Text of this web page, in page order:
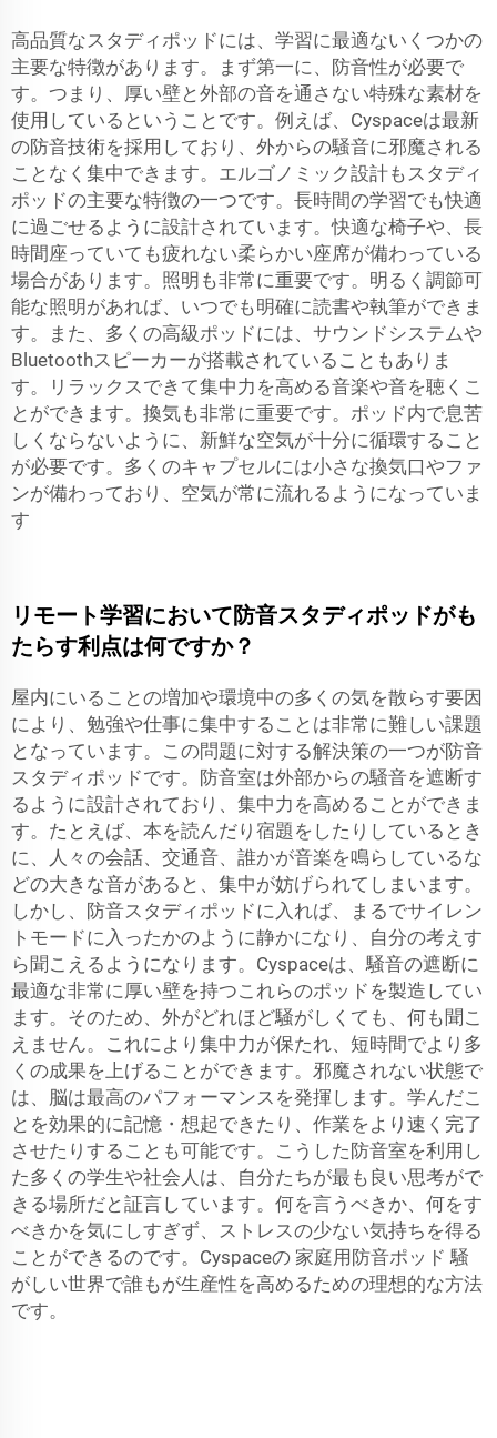
高品質なスタディポッドには、学習に最適ないくつかの
主要な特徴があります。まず第一に、防音性が必要で
す。つまり、厚い壁と外部の音を通さない特殊な素材を
使用しているということです。例えば、Cyspaceは最新
の防音技術を採用しており、外からの騒音に邪魔される
ことなく集中できます。エルゴノミック設計もスタディ
ポッドの主要な特徴の一つです。長時間の学習でも快適
に過ごせるように設計されています。快適な椅子や、長
時間座っていても疲れない柔らかい座席が備わっている
場合があります。照明も非常に重要です。明るく調節可
能な照明があれば、いつでも明確に読書や執筆ができま
す。また、多くの高級ポッドには、サウンドシステムや
Bluetoothスピーカーが搭載されていることもありま
す。リラックスできて集中力を高める音楽や音を聴くこ
とができます。換気も非常に重要です。ポッド内で息苦
しくならないように、新鮮な空気が十分に循環すること
が必要です。多くのキャプセルには小さな換気口やファ
ンが備わっており、空気が常に流れるようになっていま
す
リモート学習において防音スタディポッドがも
たらす利点は何ですか？
屋内にいることの増加や環境中の多くの気を散らす要因
により、勉強や仕事に集中することは非常に難しい課題
となっています。この問題に対する解決策の一つが防音
スタディポッドです。防音室は外部からの騒音を遮断す
るように設計されており、集中力を高めることができま
す。たとえば、本を読んだり宿題をしたりしているとき
に、人々の会話、交通音、誰かが音楽を鳴らしているな
どの大きな音があると、集中が妨げられてしまいます。
しかし、防音スタディポッドに入れば、まるでサイレン
トモードに入ったかのように静かになり、自分の考えす
ら聞こえるようになります。Cyspaceは、騒音の遮断に
最適な非常に厚い壁を持つこれらのポッドを製造してい
ます。そのため、外がどれほど騒がしくても、何も聞こ
えません。これにより集中力が保たれ、短時間でより多
くの成果を上げることができます。邪魔されない状態で
は、脳は最高のパフォーマンスを発揮します。学んだこ
とを効果的に記憶・想起できたり、作業をより速く完了
させたりすることも可能です。こうした防音室を利用し
た多くの学生や社会人は、自分たちが最も良い思考がで
きる場所だと証言しています。何を言うべきか、何をす
べきかを気にしすぎず、ストレスの少ない気持ちを得る
ことができるのです。Cyspaceの 家庭用防音ポッド 騒
がしい世界で誰もが生産性を高めるための理想的な方法
です。